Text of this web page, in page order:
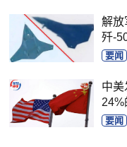
解放
歼-
要闻
中
24%
要闻